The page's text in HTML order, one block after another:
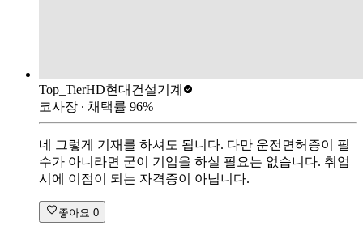
Top_TierHD현대건설기계
코사장 ∙ 채택률 96%
네 그렇게 기재를 하셔도 됩니다. 다만 운전면허증이 필
수가 아니라면 굳이 기입을 하실 필요는 없습니다. 취업
시에 이점이 되는 자격증이 아닙니다.
좋아요 0